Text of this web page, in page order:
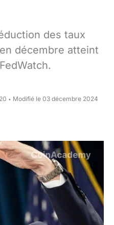
des taux
décembre atteint
• Modifié le 03 décembre 2024